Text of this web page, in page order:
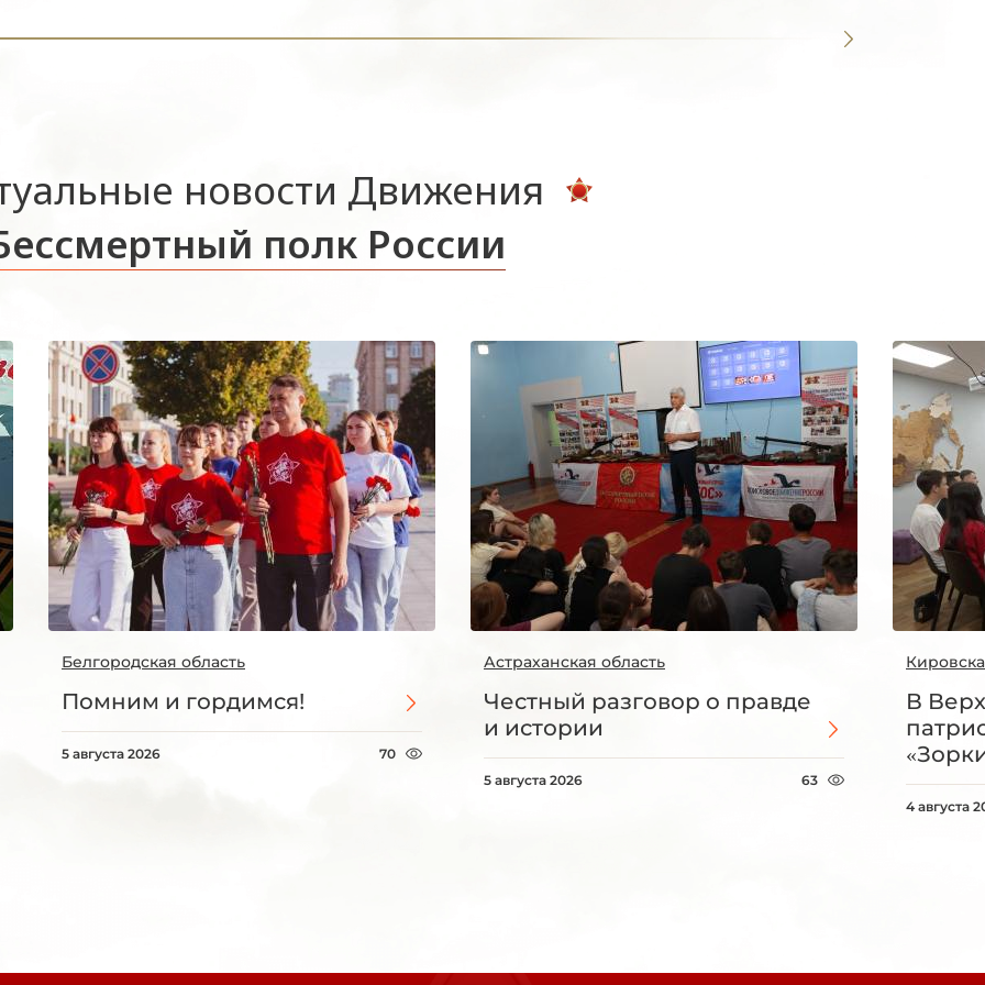
новости Движения
полк России
Белгородская область
Помним и гордимся!
5 августа 2026 70
Астраханская область
Честный разговор о правде
и истории
5 августа 2026 63
В
4 августа